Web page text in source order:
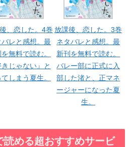
、恋した。4巻
バレと感想。最
無料で読む。
きじゃない』と
しまう夏生。
放課後、恋した。3巻
ネタバレと感想。最
新刊を無料で読む。
バレー部に正式に入
部した渚と、正マネ
ージャーになった夏
生。
読める超おすすめサービ